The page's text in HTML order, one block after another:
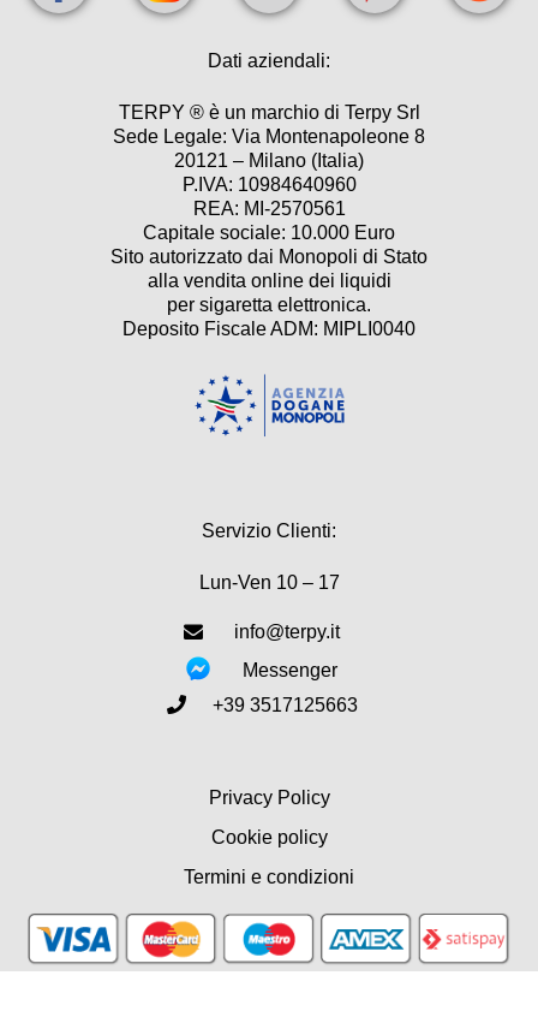
Dati aziendali:
TERPY ® è un marchio di Terpy Srl
Sede Legale: Via Montenapoleone 8
20121 – Milano (Italia)
P.IVA: 10984640960
REA: MI-2570561
Capitale sociale: 10.000 Euro
Sito autorizzato dai Monopoli di Stato
alla vendita online dei liquidi
per sigaretta elettronica.
Deposito Fiscale ADM: MIPLI0040
Servizio Clienti:
Lun-Ven 10 – 17
info@terpy.it
Messenger
+39 3517125663
Privacy Policy
Cookie policy
Termini e condizioni